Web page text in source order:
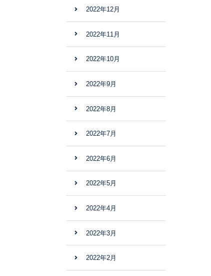
2022年12月
2022年11月
2022年10月
2022年9月
2022年8月
2022年7月
2022年6月
2022年5月
2022年4月
2022年3月
2022年2月